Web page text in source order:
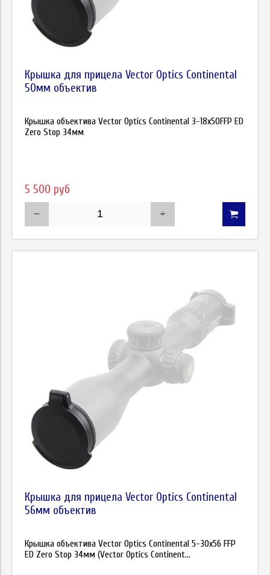
Крышка для прицела Vector Optics Continental
50мм объектив
Крышка объектива Vector Optics Continental 3-18x50FFP ED
Zero Stop 34мм
5 500 руб
Крышка для прицела Vector Optics Continental
56мм объектив
Крышка объектива Vector Optics Continental 5-30х56 FFP
ED Zero Stop 34мм (Vector Optics Continent...